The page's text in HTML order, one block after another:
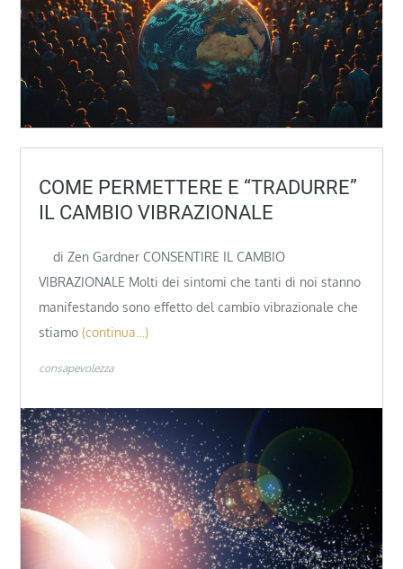
COME PERMETTERE E “TRADURRE”
IL CAMBIO VIBRAZIONALE
di Zen Gardner CONSENTIRE IL CAMBIO
VIBRAZIONALE Molti dei sintomi che tanti di noi stanno
manifestando sono effetto del cambio vibrazionale che
stiamo (continua…)
consapevolezza